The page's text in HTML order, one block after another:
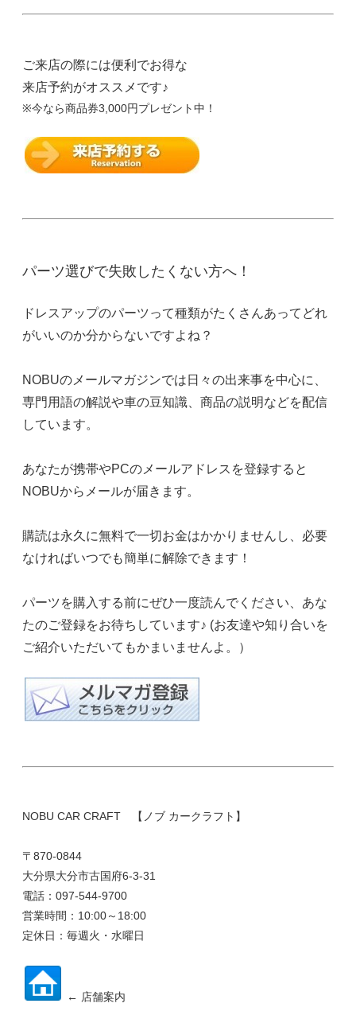
ご来店の際には便利でお得な
来店予約がオススメです♪
※今なら商品券3,000円プレゼント中！
パーツ選びで失敗したくない方へ！
ドレスアップのパーツって種類がたくさんあってどれ
がいいのか分からないですよね？
NOBUのメールマガジンでは日々の出来事を中心に、
専門用語の解説や車の豆知識、商品の説明などを配信
しています。
あなたが携帯やPCのメールアドレスを登録すると
NOBUからメールが届きます。
購読は永久に無料で一切お金はかかりませんし、必要
なければいつでも簡単に解除できます！
パーツを購入する前にぜひ一度読んでください、あな
たのご登録をお待ちしています♪ (お友達や知り合いを
ご紹介いただいてもかまいませんよ。）
NOBU CAR CRAFT 【ノブ カークラフト】
〒870-0844
大分県大分市古国府6-3-31
電話：097-544-9700
営業時間：10:00～18:00
定休日：毎週火・水曜日
← 店舗案内